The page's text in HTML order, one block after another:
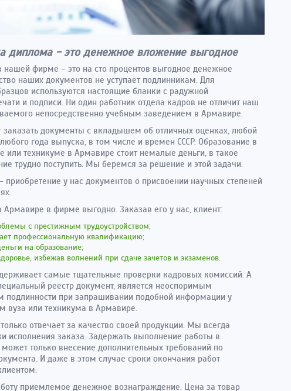
диплома - это денежное вложение выгодное
нашей фирме – это на сто процентов выгодное денежное
наших документов не уступает подлинникам. Для
используются настоящие бланки с радужной
и подписи. Ни один работник отдела кадров не отличит наш
непосредственно учебным заведением в Армавире.
документы с вкладышем об отличных оценках, любой
года выпуска, в том числе и времен СССР. Образование в
или техникуме в Армавире стоит немалые деньги, в такое
трудно поступить. Мы беремся за решение и этой задачи.
приобретение у нас документов о присвоении научных степеней
Армавире в фирме выгодно. Заказав его у нас, клиент:
с престижным трудоустройством;
профессиональную квалификацию;
на образование;
избежав волнений при сдаче зачетов и экзаменов.
самые тщательные проверки кадровых комиссий. А
реестр документ, является неоспоримым
подлинности при запрашивании подобной информации у
вуза или техникума в Армавире.
отвечает за качество своей продукции. Мы всегда
исполнения заказа. Задержать выполнение работы в
только внесение дополнительных требований по
И даже в этом случае сроки окончания работ
приемлемое денежное вознаграждение. Цена за товар